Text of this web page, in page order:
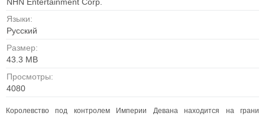
Языки:
Русский
Размер:
43.3 MB
Просмотры:
4080
Королевство под контролем Империи Девана находится на грани